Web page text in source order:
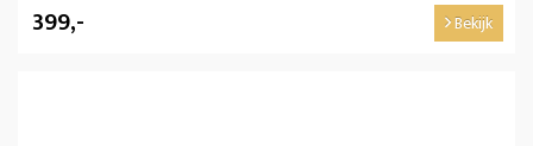
399,- Bekijk